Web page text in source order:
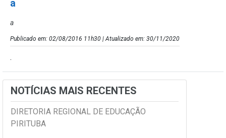
a
a
Publicado em: 02/08/2016 11h30 | Atualizado em: 30/11/2020
.
NOTÍCIAS MAIS RECENTES
DIRETORIA REGIONAL DE EDUCAÇÃO
PIRITUBA